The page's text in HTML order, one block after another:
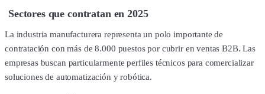
Sectores que contratan en 2025
La industria manufacturera representa un polo importante de
contratación con más de 8.000 puestos por cubrir en ventas B2B. Las
empresas buscan particularmente perfiles técnicos para comercializar
soluciones de automatización y robótica.